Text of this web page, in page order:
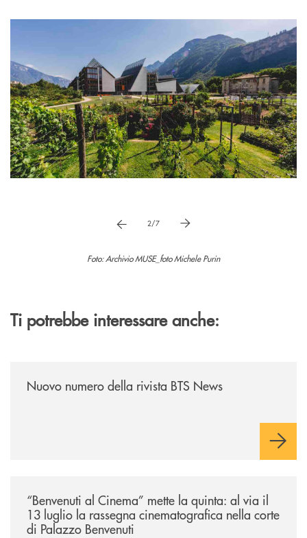
vai a immagne precedente
2/7 vai a immagine successiva
Foto: Archivio MUSE_foto Michele Purin
Ti potrebbe interessare anche:
Nuovo numero della rivista BTS News
“Benvenuti al Cinema” mette la quinta: al via il
13 luglio la rassegna cinematografica nella corte
di Palazzo Benvenuti